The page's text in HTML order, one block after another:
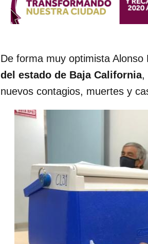
De forma muy optimista
del estado de Baja California,
nuevos contagios, muertes y